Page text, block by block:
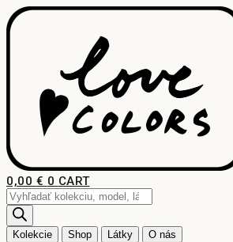
Preskočiť
na
0,00 € 0 CART
Products
search
Kolekcie Shop Látky O nás